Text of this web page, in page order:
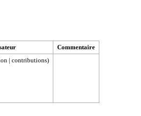
Commentaire
| contributions)